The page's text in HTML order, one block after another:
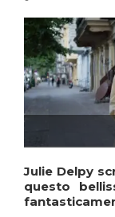
Julie Delpy
questo